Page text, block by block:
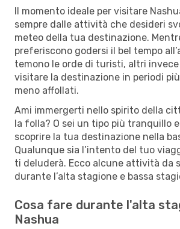
Il momento ideale per visitare
sempre dalle attività che desideri
meteo della tua destinazione.
preferiscono godersi il bel tempo
temono le orde di turisti, altri
visitare la destinazione in periodi
meno affollati.
Ami immergerti nello spirito della
la folla? O sei un tipo più tranquillo
scoprire la tua destinazione nella
Qualunque sia l’intento del tuo
ti deluderà. Ecco alcune attività da
durante l’alta stagione e bassa
Cosa fare durante l'alta
Nashua